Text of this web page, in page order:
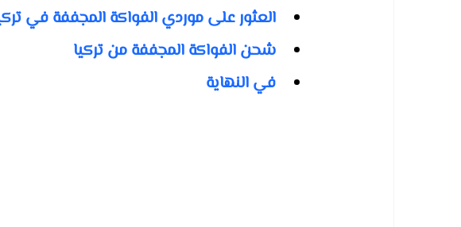
العثور على موردي الفواكة المجففة في
شحن الفواكة المجففة من تركيا
في النهاية